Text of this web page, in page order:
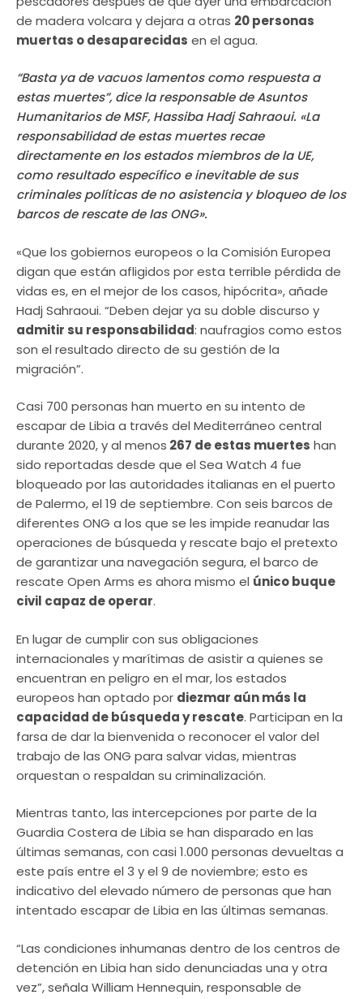
de madera volcara y dejara a otras 20 personas
muertas o desaparecidas en el agua.
“Basta ya de vacuos lamentos como respuesta a
estas muertes”, dice la responsable de Asuntos
Humanitarios de MSF, Hassiba Hadj Sahraoui. «La
responsabilidad de estas muertes recae
directamente en los estados miembros de la UE,
como resultado específico e inevitable de sus
criminales políticas de no asistencia y bloqueo de los
barcos de rescate de las ONG».
«Que los gobiernos europeos o la Comisión Europea
digan que están afligidos por esta terrible pérdida de
vidas es, en el mejor de los casos, hipócrita», añade
Hadj Sahraoui. “Deben dejar ya su doble discurso y
admitir su responsabilidad: naufragios como estos
son el resultado directo de su gestión de la
migración”.
Casi 700 personas han muerto en su intento de
escapar de Libia a través del Mediterráneo central
durante 2020, y al menos 267 de estas muertes han
sido reportadas desde que el Sea Watch 4 fue
bloqueado por las autoridades italianas en el puerto
de Palermo, el 19 de septiembre. Con seis barcos de
diferentes ONG a los que se les impide reanudar las
operaciones de búsqueda y rescate bajo el pretexto
de garantizar una navegación segura, el barco de
rescate Open Arms es ahora mismo el único buque
civil capaz de operar.
En lugar de cumplir con sus obligaciones
internacionales y marítimas de asistir a quienes se
encuentran en peligro en el mar, los estados
europeos han optado por diezmar aún más la
capacidad de búsqueda y rescate. Participan en la
farsa de dar la bienvenida o reconocer el valor del
trabajo de las ONG para salvar vidas, mientras
orquestan o respaldan su criminalización.
Mientras tanto, las intercepciones por parte de la
Guardia Costera de Libia se han disparado en las
últimas semanas, con casi 1.000 personas devueltas a
este país entre el 3 y el 9 de noviembre; esto es
indicativo del elevado número de personas que han
intentado escapar de Libia en las últimas semanas.
“Las condiciones inhumanas dentro de los centros de
detención en Libia han sido denunciadas una y otra
vez”, señala William Hennequin, responsable de